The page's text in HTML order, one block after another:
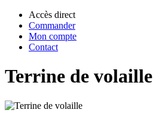
Accès direct
Commander
Mon compte
Contact
Terrine de volaille